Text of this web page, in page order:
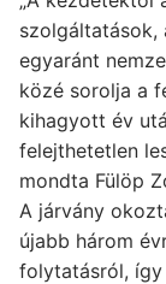
szolgáltatások,
egyaránt
közé sorolja a
kihagyott év
felejthetetlen
mondta Fülöp
A járvány
újabb három
folytatásról, így